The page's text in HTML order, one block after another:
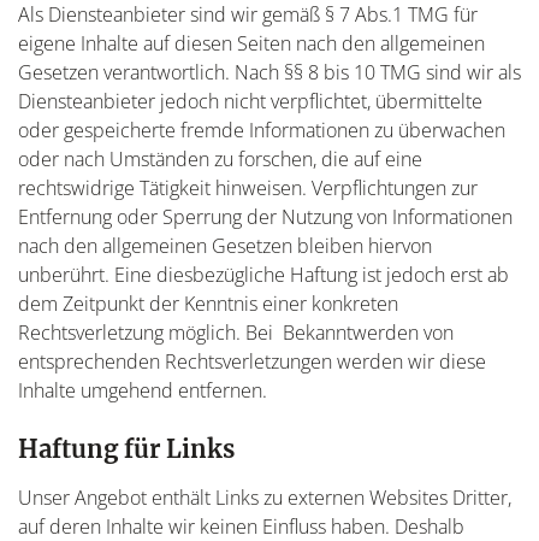
Als Diensteanbieter sind wir gemäß § 7 Abs.1 TMG für
eigene Inhalte auf diesen Seiten nach den allgemeinen
Gesetzen verantwortlich. Nach §§ 8 bis 10 TMG sind wir als
Diensteanbieter jedoch nicht verpflichtet, übermittelte
oder gespeicherte fremde Informationen zu überwachen
oder nach Umständen zu forschen, die auf eine
rechtswidrige Tätigkeit hinweisen. Verpflichtungen zur
Entfernung oder Sperrung der Nutzung von Informationen
nach den allgemeinen Gesetzen bleiben hiervon
unberührt. Eine diesbezügliche Haftung ist jedoch erst ab
dem Zeitpunkt der Kenntnis einer konkreten
Rechtsverletzung möglich. Bei Bekanntwerden von
entsprechenden Rechtsverletzungen werden wir diese
Inhalte umgehend entfernen.
Haftung für Links
Unser Angebot enthält Links zu externen Websites Dritter,
auf deren Inhalte wir keinen Einfluss haben. Deshalb